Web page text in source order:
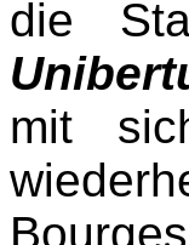
die
mit